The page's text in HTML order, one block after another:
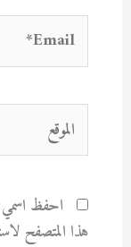
Email*
الموقع
احفظ
هذا المتصفح